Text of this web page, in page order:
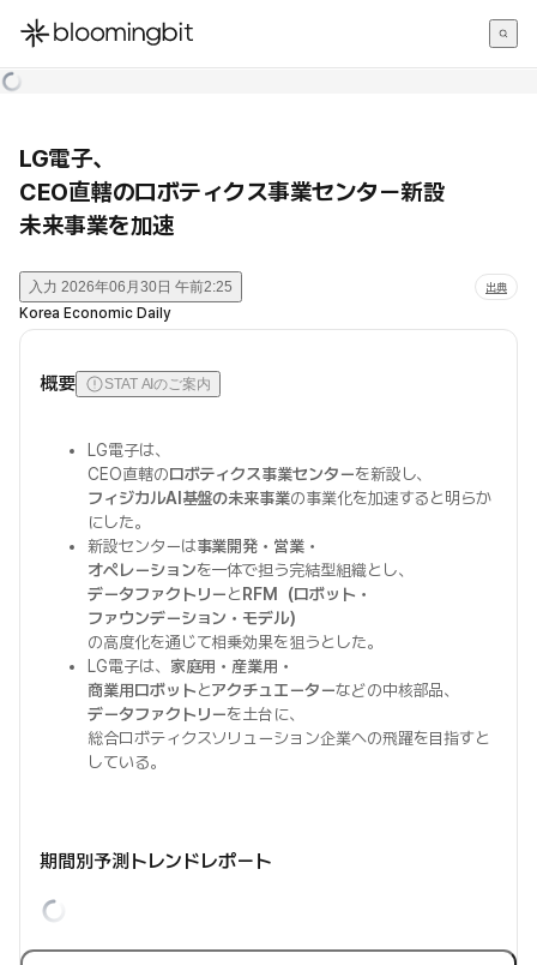
한국어
LG電子、
CEO直轄のロボティクス事業センター新設
未来事業を加速
入力 2026年06月30日 午前2:25 出典
Korea Economic Daily
概要 STAT AIのご案内
LG電子は、
CEO直轄のロボティクス事業センターを新設し、
フィジカルAI基盤の未来事業の事業化を加速すると明らか
にした。
新設センターは事業開発・営業・
オペレーションを一体で担う完結型組織とし、
データファクトリーと RFM（ロボット・
ファウンデーション・モデル）
の高度化を通じて相乗効果を狙うとした。
LG電子は、 家庭用・産業用・
商業用ロボットとアクチュエーターなどの中核部品、
データファクトリーを土台に、
総合ロボティクスソリューション企業への飛躍を目指すと
している。
期間別予測トレンドレポート